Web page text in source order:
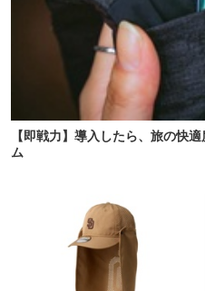
【即戦力】導入したら、旅の快
ム